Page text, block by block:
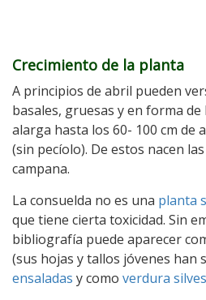
Crecimiento de la planta
A principios de abril pueden
basales, gruesas y en forma
alarga hasta los 60- 100 cm de
(sin pecíolo). De estos nacen
campana.
La consuelda no es una planta
que tiene cierta toxicidad. Sin
bibliografía puede aparecer
(sus hojas y tallos jóvenes han
ensaladas y como verdura